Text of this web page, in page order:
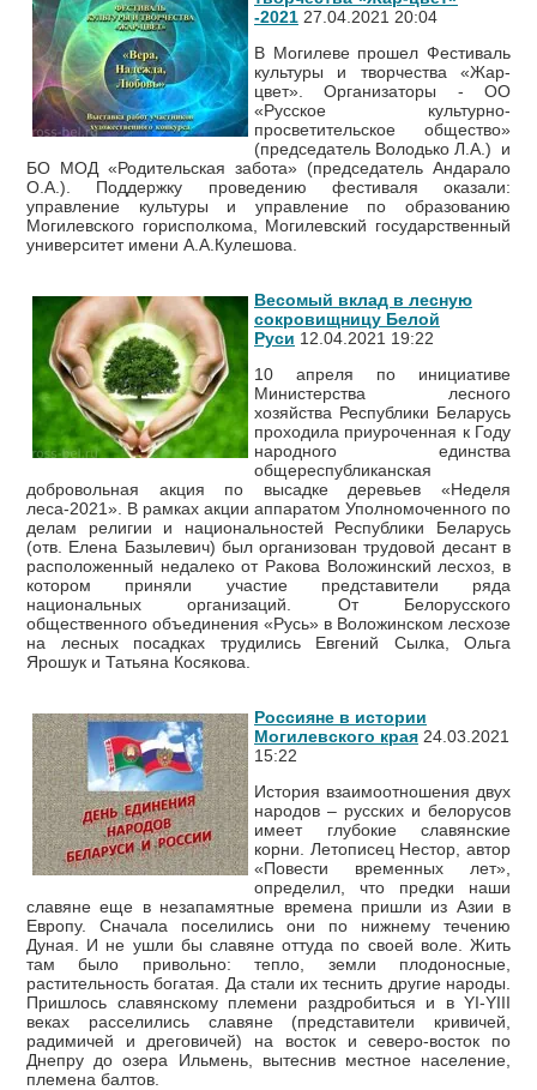
-2021 27.04.2021 20:04
В Могилеве прошел Фестиваль
культуры и творчества «Жар-
цвет». Организаторы - OО
«Русское культурно-
просветительское общество»
(председатель Володько Л.А.) и
БО МОД «Родительская забота» (председатель Андарало
О.А.). Поддержку проведению фестиваля оказали:
управление культуры и управление по образованию
Могилевского горисполкома, Могилевский государственный
университет имени А.А.Кулешова.
Весомый вклад в лесную
сокровищницу Белой
Руси 12.04.2021 19:22
10 апреля по инициативе
Министерства лесного
хозяйства Республики Беларусь
проходила приуроченная к Году
народного единства
общереспубликанская
добровольная акция по высадке деревьев «Неделя
леса-2021». В рамках акции аппаратом Уполномоченного по
делам религии и национальностей Республики Беларусь
(отв. Елена Базылевич) был организован трудовой десант в
расположенный недалеко от Ракова Воложинский лесхоз, в
котором приняли участие представители ряда
национальных организаций. От Белорусского
общественного объединения «Русь» в Воложинском лесхозе
на лесных посадках трудились Евгений Сылка, Ольга
Ярошук и Татьяна Косякова.
Россияне в истории
Могилевского края 24.03.2021
15:22
История взаимоотношения двух
народов – русских и белорусов
имеет глубокие славянские
корни. Летописец Нестор, автор
«Повести временных лет»,
определил, что предки наши
славяне еще в незапамятные времена пришли из Азии в
Европу. Сначала поселились они по нижнему течению
Дуная. И не ушли бы славяне оттуда по своей воле. Жить
там было привольно: тепло, земли плодоносные,
растительность богатая. Да стали их теснить другие народы.
Пришлось славянскому племени раздробиться и в YI-YIII
веках расселились славяне (представители кривичей,
радимичей и дреговичей) на восток и северо-восток по
Днепру до озера Ильмень, вытеснив местное население,
племена балтов.